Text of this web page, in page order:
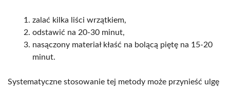
zalać kilka liści wrzątkiem,
odstawić na 20-30 minut,
nasączony materiał kłaść na bolącą piętę na 15-20
minut.
Systematyczne stosowanie tej metody może przynieść ulgę